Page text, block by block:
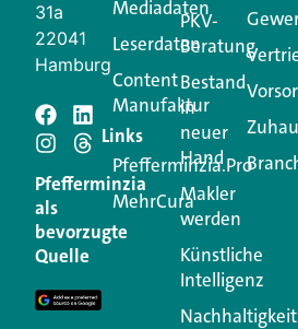
Schreiben Sie
Kommentar
Ihre E-Mail-Adresse wird nicht
Erforderliche Felder sind mit
Kommentar
31a
22041
Hamburg
Pfefferminzia
als
bevorzugte
Quelle
Mediadaten
Leserdaten
Content
Manufaktur
Links
Pfefferminzia.Pro
MehrCura
PKV-
Beratung
Bestand
in
neuer
Hand
Makler
werden
Künstliche
Intelligenz
Nachhaltigkeit